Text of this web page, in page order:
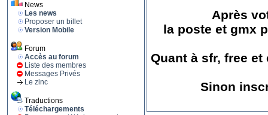
News
Les news
Proposer un billet
Version Mobile
Forum
Accès au forum
Liste des membres
Messages Privés
Le zinc
Traductions
Téléchargements
Après
la poste et gmx
Quant à sfr, free
Sinon